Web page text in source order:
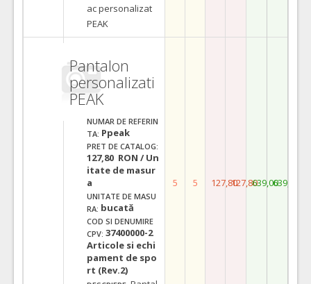
ac personalizat
PEAK
Pantalon
personalizati
PEAK
NUMAR DE REFERIN
TA: Ppeak
PRET DE CATALOG:
127,80 RON / Un
itate de masur
a
UNITATE DE MASU
RA: bucată
COD SI DENUMIRE
CPV: 37400000-2
Articole si echi
pament de spo
rt (Rev.2)
5 5 127,80127,80639,00639,00